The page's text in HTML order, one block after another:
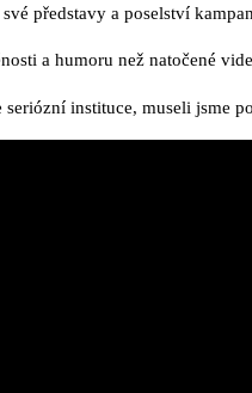
představy a poselství
a humoru než natočené
instituce, museli jsme